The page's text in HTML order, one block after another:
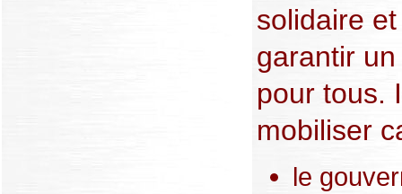
solidaire
garantir
pour tous.
mobiliser
le